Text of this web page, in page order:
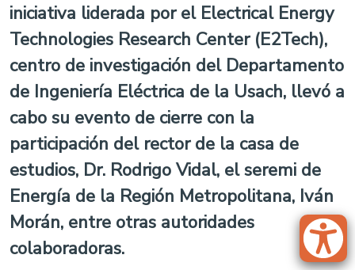
iniciativa liderada por el Electrical Energy
Technologies Research Center (E2Tech),
centro de investigación del Departamento
de Ingeniería Eléctrica de la Usach, llevó a
cabo su evento de cierre con la
participación del rector de la casa de
estudios, Dr. Rodrigo Vidal, el seremi de
Energía de la Región Metropolitana, Iván
Morán, entre otras autoridades
colaboradoras.